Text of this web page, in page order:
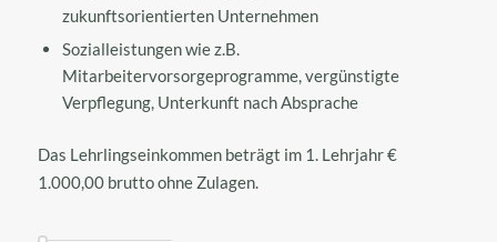
zukunftsorientierten Unternehmen
Sozialleistungen wie z.B.
Mitarbeitervorsorgeprogramme, vergünstigte
Verpflegung, Unterkunft nach Absprache
Das Lehrlingseinkommen beträgt im 1. Lehrjahr €
1.000,00 brutto ohne Zulagen.